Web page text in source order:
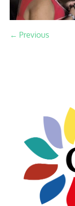
← Previous